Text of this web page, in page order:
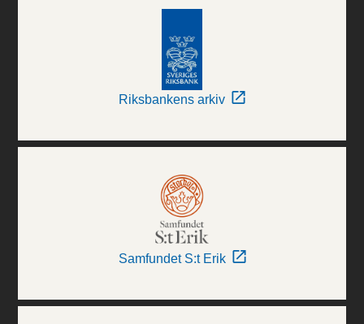
Riksbankens arkiv
Samfundet S:t Erik